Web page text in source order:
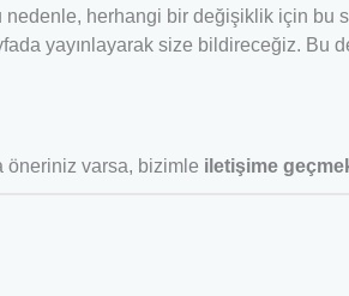
herhangi bir değişiklik için bu
yayınlayarak size bildireceğiz. Bu
öneriniz varsa, bizimle iletişime